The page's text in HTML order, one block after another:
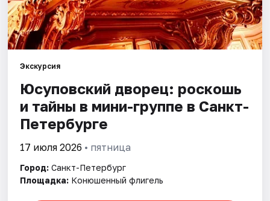
Экскурсия
Юсуповский дворец: роскошь
и тайны в мини-группе в Санкт-
Петербурге
17 июля 2026 • пятница
Город: Санкт-Петербург
Площадка: Конюшенный флигель